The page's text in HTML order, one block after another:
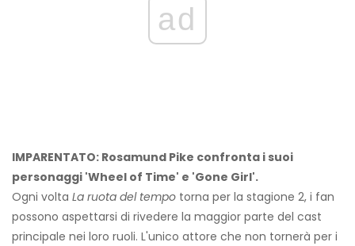
ad
IMPARENTATO: Rosamund Pike confronta i suoi
personaggi 'Wheel of Time' e 'Gone Girl'.
Ogni volta La ruota del tempo torna per la stagione 2, i fan
possono aspettarsi di rivedere la maggior parte del cast
principale nei loro ruoli. L'unico attore che non tornerà per i